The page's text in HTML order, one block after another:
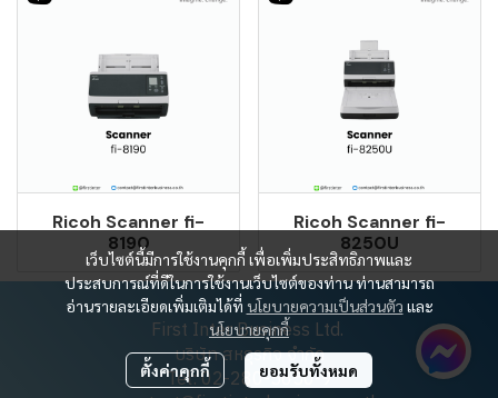
Ricoh Scanner fi-
8190
Ricoh Scanner fi-
8250U
เว็บไซต์นี้มีการใช้งานคุกกี้ เพื่อเพิ่มประสิทธิภาพและ
ประสบการณ์ที่ดีในการใช้งานเว็บไซต์ของท่าน ท่านสามารถ
อ่านรายละเอียดเพิ่มเติมได้ที่ นโยบายความเป็นส่วนตัว และ
นโยบายคุกกี้
ตั้งค่าคุกกี้ ยอมรับทั้งหมด
First Inter Business Ltd.
บริษัท สหธุรกิจ จำกัด
Tel: 02-280-5650-9